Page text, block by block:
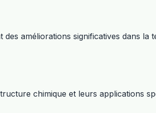
améliorations significatives dans la
chimique et leurs applications